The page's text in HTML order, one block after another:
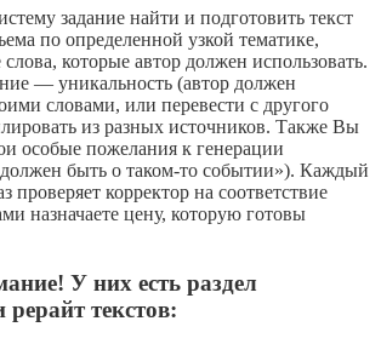
задание найти и подготовить текст
по определенной узкой тематике,
которые автор должен использовать.
— уникальность (автор должен
словами, или перевести с другого
из разных источников. Также Вы
особые пожелания к генерации
быть о таком-то событии»). Каждый
проверяет корректор на соответствие
назначаете цену, которую готовы
У них есть раздел
текстов: